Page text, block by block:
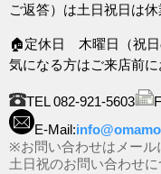
ご返答）は土日祝日は
🏠定休日 木曜日（祝日
気になる方はご来店前
TEL 082-921-5603
E-Mail:
※お問い合わせはメール
土日祝のお問い合わせ